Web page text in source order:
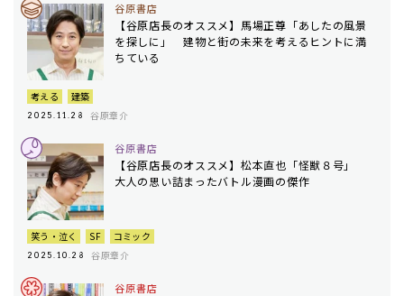
谷原書店
【谷原店長のオススメ】馬場正尊「あしたの風景
を探しに」 建物と街の未来を考えるヒントに満
ちている
考える 建築
2025.11.28 谷原章介
谷原書店
【谷原店長のオススメ】松本直也「怪獣８号」
大人の思い詰まったバトル漫画の傑作
笑う・泣く SF コミック
2025.10.28 谷原章介
谷原書店